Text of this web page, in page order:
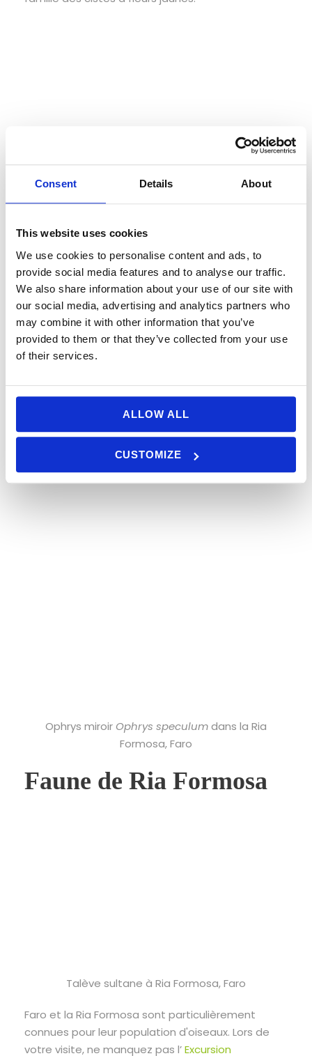
Consent Details About
This website uses cookies
We use cookies to personalise content and ads, to
provide social media features and to analyse our traffic.
We also share information about your use of our site with
our social media, advertising and analytics partners who
may combine it with other information that you’ve
provided to them or that they’ve collected from your use
of their services.
ALLOW ALL
CUSTOMIZE
Pour les botanistes aux yeux affûtés, vous serez
et l'Ophrys bombyle (Ophrys bombyliflora) qui
fleurissent vers la mi-avril. Il convient également
de mentionner laFritillaria lusitanicaet Limonium
(Limonium algarvense), qui est endémique à
cette région du Portugal.
Ophrys miroir Ophrys speculumdans la Ria
Formosa, Faro
Faune de Ria Formosa
Talève sultane à Ria Formosa, Faro
Faro et la Ria Formosa sont particulièrement
connues pour leur population d'oiseaux. Lors de
votre visite, ne manquez pas l’Excursion